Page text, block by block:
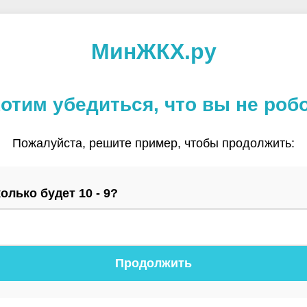
МинЖКХ.ру
убедиться, что вы не
Пожалуйста, решите пример, чтобы продолжить:
будет 10 - 9?
Продолжить